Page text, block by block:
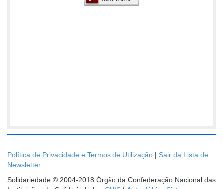
Política de Privacidade e Termos de Utilização | Sair da Lista de
Newsletter
Solidariedade © 2004-2018 Órgão da Confederação Nacional das